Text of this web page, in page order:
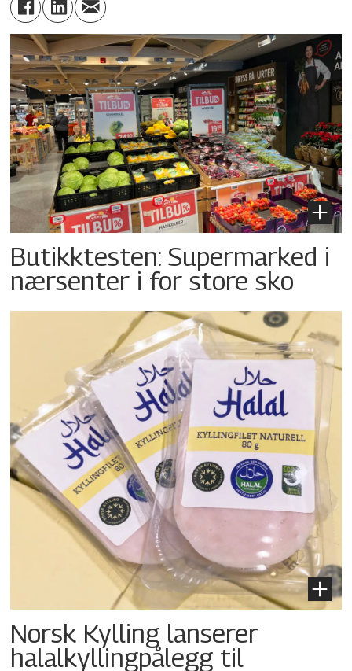
Butikktesten: Supermarked i
nærsenter i for store sko
Norsk Kylling lanserer
halalkylling­pålegg til